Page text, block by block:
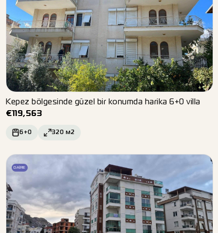
Kepez bölgesinde güzel bir konumda harika 6+0 villa
€ 119,563
6+0 320 м2
DAIRE